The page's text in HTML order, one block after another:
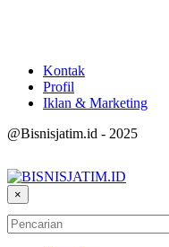
Kontak
Profil
Iklan & Marketing
@Bisnisjatim.id - 2025
×